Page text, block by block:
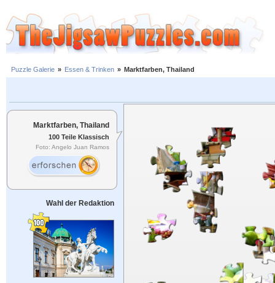
Puzzle Galerie » Essen & Trinken » Marktfarben, Thailand
Marktfarben, Thailand
100 Teile Klassisch
Foto: Angelo Juan Ramos
Wahl der Redaktion